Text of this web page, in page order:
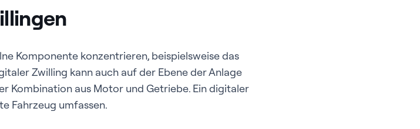
Komponente konzentrieren, beispielsweise das
Zwilling kann auch auf der Ebene der Anlage
Kombination aus Motor und Getriebe. Ein digitaler
Fahrzeug umfassen.